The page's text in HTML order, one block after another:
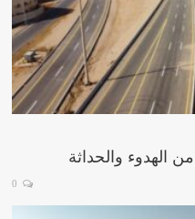
الهدوء والحداثة